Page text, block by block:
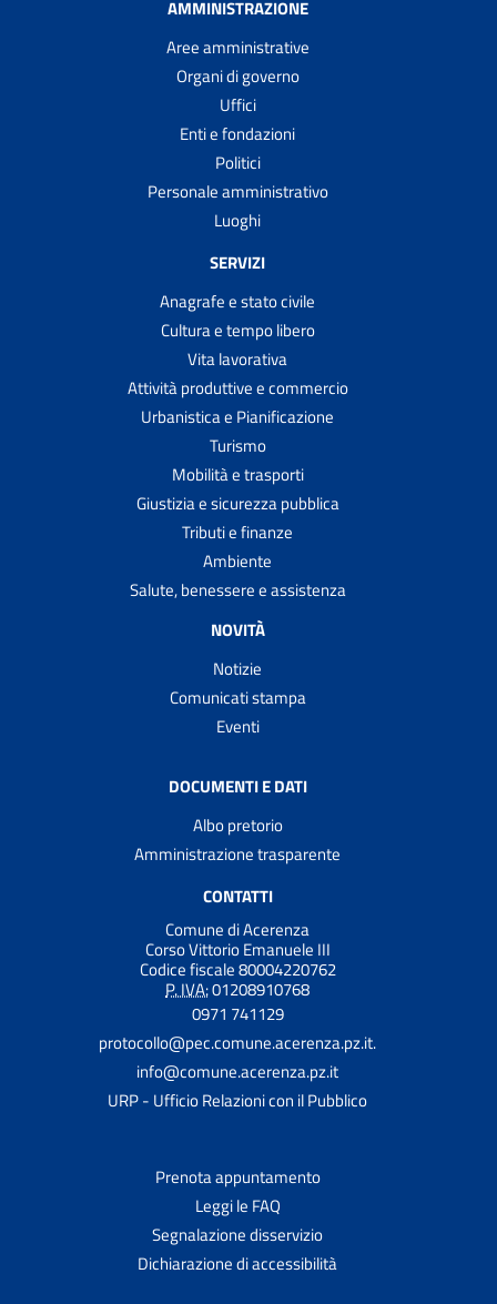
AMMINISTRAZIONE
Aree amministrative
Organi di governo
Uffici
Enti e fondazioni
Politici
Personale amministrativo
Luoghi
SERVIZI
Anagrafe e stato civile
Cultura e tempo libero
Vita lavorativa
Attività produttive e commercio
Urbanistica e Pianificazione
Turismo
Mobilità e trasporti
Giustizia e sicurezza pubblica
Tributi e finanze
Ambiente
Salute, benessere e assistenza
NOVITÀ
Notizie
Comunicati stampa
Eventi
DOCUMENTI E DATI
Albo pretorio
Amministrazione trasparente
CONTATTI
Comune di Acerenza
Corso Vittorio Emanuele III
Codice fiscale 80004220762
P. IVA:01208910768
0971 741129
protocollo@pec.comune.acerenza.pz.it.
info@comune.acerenza.pz.it
URP - Ufficio Relazioni con il Pubblico
Prenota appuntamento
Leggi le FAQ
Segnalazione disservizio
Dichiarazione di accessibilità